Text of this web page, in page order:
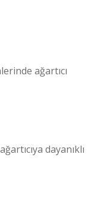
ağartıcı
dayanıklı